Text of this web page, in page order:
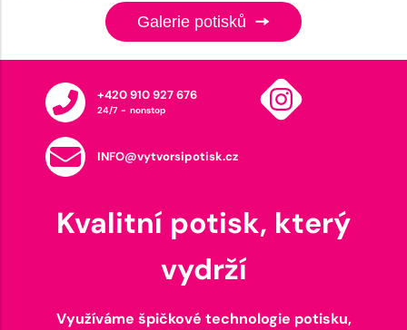
Galerie potisků
+420 910 927 676
24/7 - nonstop
INFO@vytvorsipotisk.cz
Kvalitní potisk, který
vydrží
Využíváme špičkové technologie potisku,